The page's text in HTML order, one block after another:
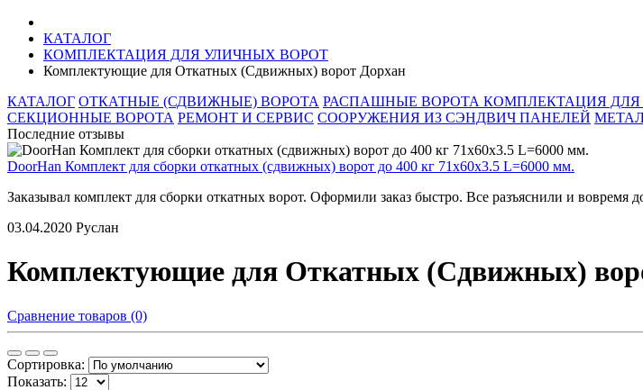
КАТАЛОГ
КОМПЛЕКТАЦИЯ ДЛЯ УЛИЧНЫХ ВОРОТ
Комплектующие для Откатных (Сдвижных) ворот Дорхан
КАТАЛОГ ОТКАТНЫЕ (СДВИЖНЫЕ) ВОРОТА РАСПАШНЫЕ ВОРОТА КОМПЛЕКТАЦИЯ
СЕКЦИОННЫЕ ВОРОТА РЕМОНТ И СЕРВИС СООРУЖЕНИЯ ИЗ СЭНДВИЧ ПАНЕЛЕЙ
Последние отзывы
DoorHan Комплект для сборки откатных (сдвижных) ворот до 400 кг 71x60x3.5 L=6000 мм.
Заказывал комплект для сборки откатных ворот. Оформили заказ быстро. Все разъяснили и вовремя
03.04.2020 Руслан
Комплектующие для Откатных (Сдвижных)
Сравнение товаров (0)
Сортировка:
Показать: